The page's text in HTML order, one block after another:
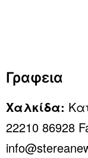
Γραφεια
Χαλκίδα:
22210 86928